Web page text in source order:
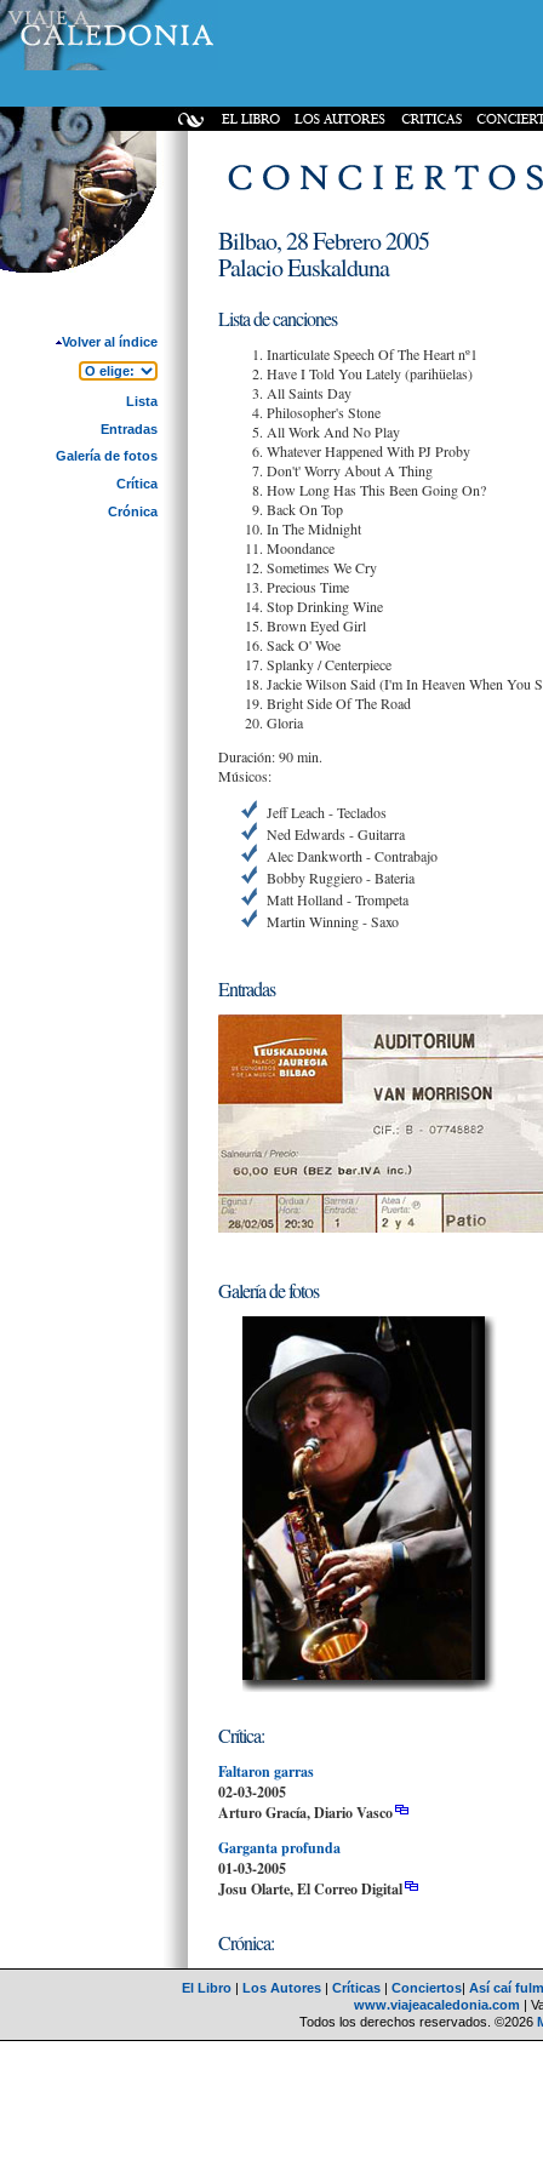
Volver al índice
Lista
Entradas
Galería de fotos
Crítica
Crónica
Bilbao, 28 Febrero 2005
Palacio Euskalduna
Lista de canciones
Inarticulate Speech Of The Heart nº1
Have I Told You Lately (parihüelas)
All Saints Day
Philosopher's Stone
All Work And No Play
Whatever Happened With PJ Proby
Don't' Worry About A Thing
How Long Has This Been Going On?
Back On Top
In The Midnight
Moondance
Sometimes We Cry
Precious Time
Stop Drinking Wine
Brown Eyed Girl
Sack O' Woe
Splanky / Centerpiece
Jackie Wilson Said (I'm In Heaven When You
Bright Side Of The Road
Gloria
Duración: 90 min.
Músicos:
Jeff Leach - Teclados
Ned Edwards - Guitarra
Alec Dankworth - Contrabajo
Bobby Ruggiero - Bateria
Matt Holland - Trompeta
Martin Winning - Saxo
Entradas
Galería de fotos
Crítica:
Faltaron garras
02-03-2005
Arturo Gracía, Diario Vasco
Garganta profunda
01-03-2005
Josu Olarte, El Correo Digital
Crónica:
El Libro | Los Autores | Críticas | Conciertos| Así caí
www.viajeacaledonia.com |
Todos los derechos reservados. ©2026